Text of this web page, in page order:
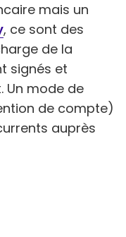
mais un
, ce sont des
de la
signés et
Un mode de
de compte)
auprès